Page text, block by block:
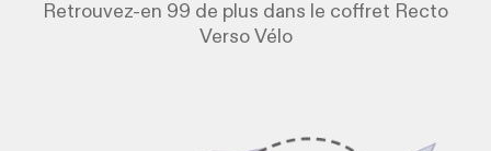
Retrouvez-en 99 de plus dans le coffret Recto
Verso Vélo